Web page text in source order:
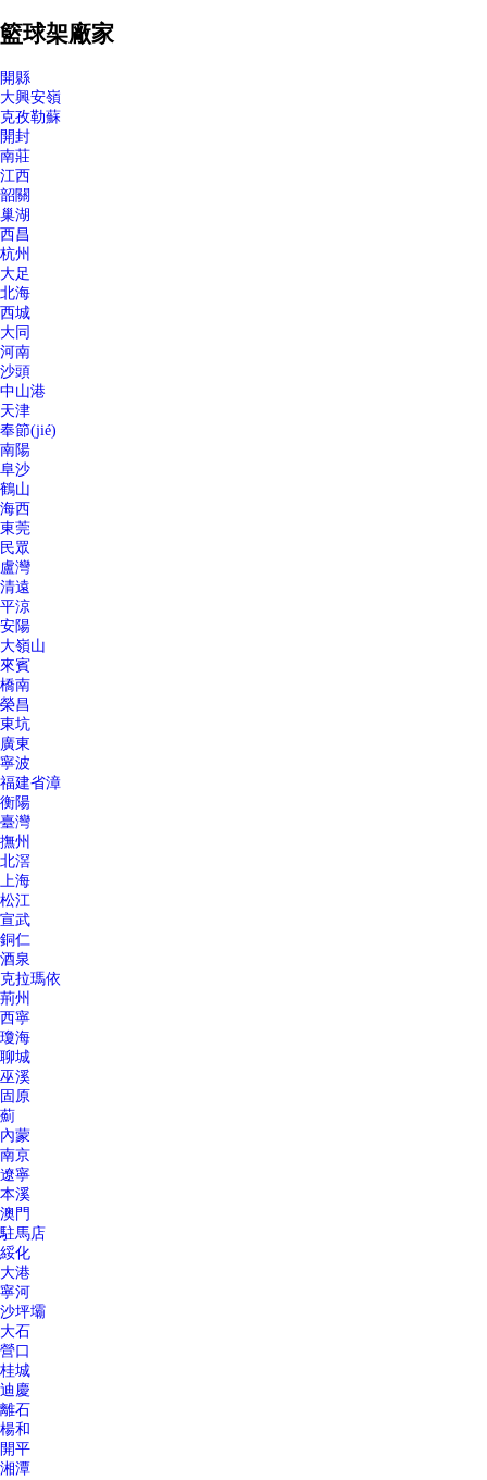
籃球架廠家
開縣
大興安嶺
克孜勒蘇
開封
南莊
江西
韶關
巢湖
西昌
杭州
大足
北海
西城
大同
河南
沙頭
中山港
天津
奉節(jié)
南陽
阜沙
鶴山
海西
東莞
民眾
盧灣
清遠
平涼
安陽
大嶺山
來賓
橋南
榮昌
東坑
廣東
寧波
福建省漳
衡陽
臺灣
撫州
北滘
上海
松江
宣武
銅仁
酒泉
克拉瑪依
荊州
西寧
瓊海
聊城
巫溪
固原
薊
內蒙
南京
遼寧
本溪
澳門
駐馬店
綏化
大港
寧河
沙坪壩
大石
營口
桂城
迪慶
離石
楊和
開平
湘潭